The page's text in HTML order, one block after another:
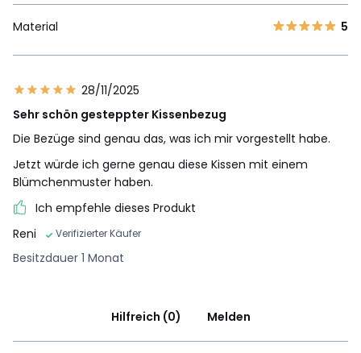
Material 5
28/11/2025
Sehr schön gesteppter Kissenbezug
Die Bezüge sind genau das, was ich mir vorgestellt habe.
Jetzt würde ich gerne genau diese Kissen mit einem
Blümchenmuster haben.
Ich empfehle dieses Produkt
Reni
Verifizierter Käufer
Besitzdauer 1 Monat
Hilfreich (0) Melden